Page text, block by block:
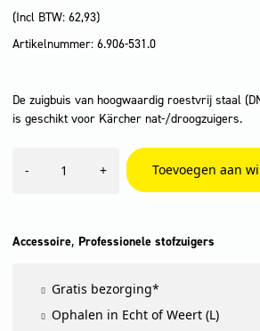
(Incl BTW: 62,93)
Artikelnummer: 6.906-531.0
De zuigbuis van hoogwaardig roestvrij staal
is geschikt voor Kärcher nat-/droogzuigers.
-
NT,
1.000
passend
+ Toevoegen aan
Accessoire, Professionele stofzuigers
Gratis bezorging*
Ophalen in Echt of Weert (L)